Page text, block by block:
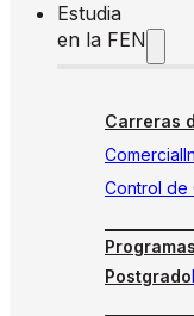
Estudia
en la FEN
Carreras
Comercial
Control de
Postgrado